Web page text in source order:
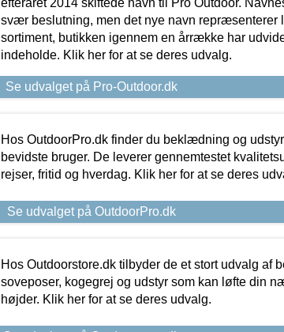
efteråret 2014 skiftede navn til Pro Outdoor.
svær beslutning, men det nye navn repræsenterer
sortiment, butikken igennem en årrække har
indeholde. Klik her for at se deres udvalg.
Se udvalget på Pro-Outdoor.dk
Hos OutdoorPro.dk finder du beklædning og
bevidste bruger. De leverer gennemtestet
rejser, fritid og hverdag. Klik her for at se deres
Se udvalget på OutdoorPro.dk
Hos Outdoorstore.dk tilbyder de et stort udvalg af
soveposer, kogegrej og udstyr som kan løfte din
højder. Klik her for at se deres udvalg.